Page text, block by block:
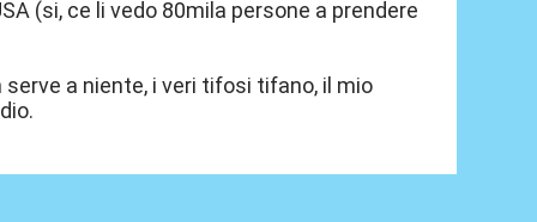
(si, ce li vedo 80mila persone a prendere
serve a niente, i veri tifosi tifano, il mio